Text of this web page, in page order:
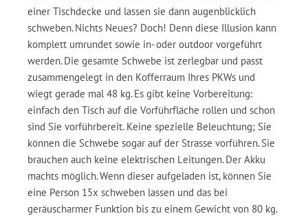
einer Tischdecke und lassen sie dann augenblicklich
schweben. Nichts Neues? Doch! Denn diese Illusion kann
komplett umrundet sowie in- oder outdoor vorgeführt
werden. Die gesamte Schwebe ist zerlegbar und passt
zusammengelegt in den Kofferraum Ihres PKWs und
wiegt gerade mal 48 kg. Es gibt keine Vorbereitung:
einfach den Tisch auf die Vorführfläche rollen und schon
sind Sie vorführbereit. Keine spezielle Beleuchtung; Sie
können die Schwebe sogar auf der Strasse vorführen. Sie
brauchen auch keine elektrischen Leitungen. Der Akku
machts möglich. Wenn dieser aufgeladen ist, können Sie
eine Person 15x schweben lassen und das bei
geräuscharmer Funktion bis zu einem Gewicht von 80 kg.